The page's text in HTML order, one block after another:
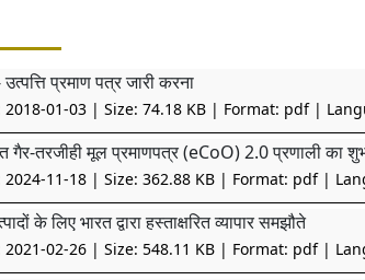
उत्पत्ति प्रमाण पत्र जारी करना
2018-01-03 | Size: 74.18 KB | Format: pdf |
गैर-तरजीही मूल प्रमाणपत्र (eCoO) 2.0 प्रणाली का
2024-11-18 | Size: 362.88 KB | Format: pdf |
के लिए भारत द्वारा हस्ताक्षरित व्यापार समझौते
2021-02-26 | Size: 548.11 KB | Format: pdf |